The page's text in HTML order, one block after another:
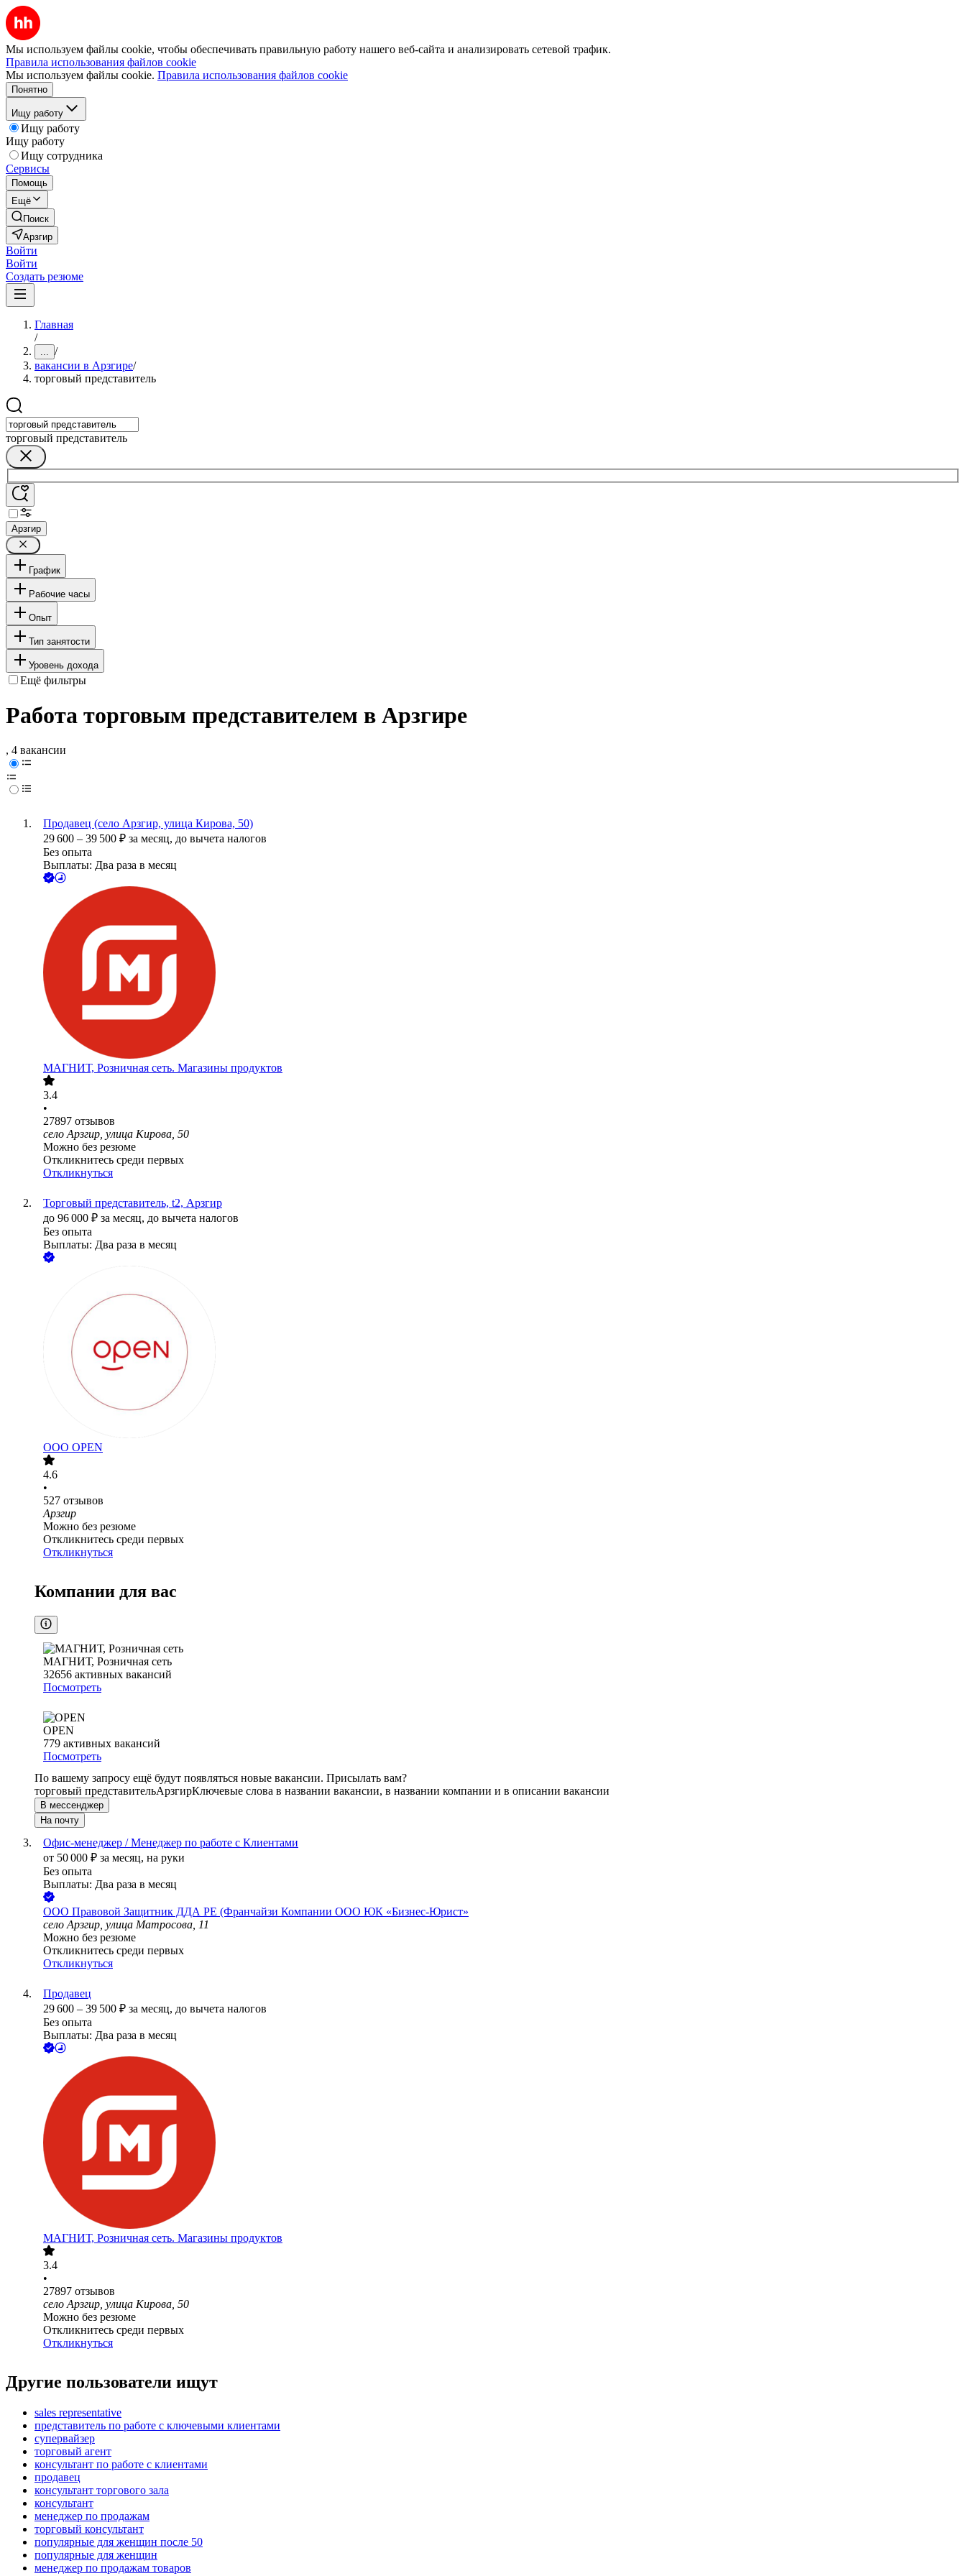
Мы используем файлы cookie, чтобы обеспечивать правильную работу нашего веб-сайта и анализировать сетевой трафик.
Правила использования файлов cookie
Мы используем файлы cookie. Правила использования файлов cookie
Понятно
Ищу работу
Ищу работу
Ищу работу
Ищу сотрудника
Сервисы
Помощь
Ещё
Поиск
Арзгир
Войти
Войти
Создать резюме
Главная
/
... /
вакансии в Арзгире/
торговый представитель
торговый представитель
Арзгир
График
Рабочие часы
Опыт
Тип занятости
Уровень дохода
Ещё фильтры
Работа торговым представителем в Арзгире
, 4 вакансии
Продавец (село Арзгир, улица Кирова, 50)
29 600 – 39 500 ₽ за месяц, до вычета налогов
Без опыта
Выплаты: Два раза в месяц
МАГНИТ, Розничная сеть. Магазины продуктов
3.4
•
27897 отзывов
село Арзгир, улица Кирова, 50
Можно без резюме
Откликнитесь среди первых
Откликнуться
Торговый представитель, t2, Арзгир
до 96 000 ₽ за месяц, до вычета налогов
Без опыта
Выплаты: Два раза в месяц
ООО OPEN
4.6
•
527 отзывов
Арзгир
Можно без резюме
Откликнитесь среди первых
Откликнуться
Компании для вас
МАГНИТ, Розничная сеть
32656 активных вакансий
Посмотреть
OPEN
779 активных вакансий
Посмотреть
По вашему запросу ещё будут появляться новые вакансии. Присылать вам?
торговый представительАрзгирКлючевые слова в названии вакансии, в названии компании и в описании вакансии
В мессенджер
На почту
Офис-менеджер / Менеджер по работе с Клиентами
от 50 000 ₽ за месяц, на руки
Без опыта
Выплаты: Два раза в месяц
ООО Правовой Защитник ДДА РЕ (Франчайзи Компании ООО ЮК «Бизнес-Юрист»
село Арзгир, улица Матросова, 11
Можно без резюме
Откликнитесь среди первых
Откликнуться
Продавец
29 600 – 39 500 ₽ за месяц, до вычета налогов
Без опыта
Выплаты: Два раза в месяц
МАГНИТ, Розничная сеть. Магазины продуктов
3.4
•
27897 отзывов
село Арзгир, улица Кирова, 50
Можно без резюме
Откликнитесь среди первых
Откликнуться
Другие пользователи ищут
sales representative
представитель по работе с ключевыми клиентами
супервайзер
торговый агент
консультант по работе с клиентами
продавец
консультант торгового зала
консультант
менеджер по продажам
торговый консультант
популярные для женщин после 50
популярные для женщин
менеджер по продажам товаров